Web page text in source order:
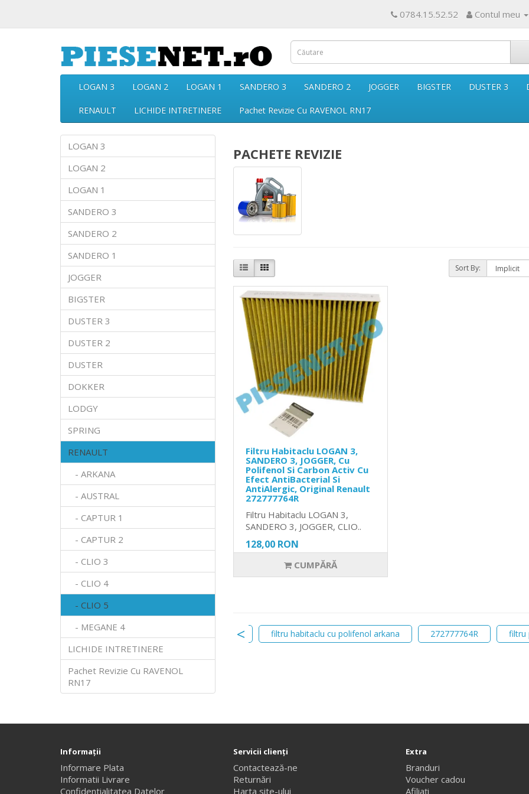
0784.15.52.52 Contul meu
LOGAN 3 LOGAN 2 LOGAN 1 SANDERO 3 SANDERO 2 JOGGER BIGSTER DUSTER 3
RENAULT LICHIDE INTRETINERE Pachet Revizie Cu RAVENOL RN17
LOGAN 3
LOGAN 2
LOGAN 1
SANDERO 3
SANDERO 2
SANDERO 1
JOGGER
BIGSTER
DUSTER 3
DUSTER 2
DUSTER
DOKKER
LODGY
SPRING
RENAULT
- ARKANA
- AUSTRAL
- CAPTUR 1
- CAPTUR 2
- CLIO 3
- CLIO 4
- CLIO 5
- MEGANE 4
LICHIDE INTRETINERE
Pachet Revizie Cu RAVENOL
RN17
PACHETE REVIZIE
Sort By:
Filtru Habitaclu LOGAN 3,
SANDERO 3, JOGGER, Cu
Polifenol Si Carbon Activ Cu
Efect AntiBacterial Si
AntiAlergic, Original Renault
272777764R
Filtru Habitaclu LOGAN 3,
SANDERO 3, JOGGER, CLIO..
128,00 RON
CUMPĂRĂ
filtru habitaclu cu polifenol sandero 2 filtru habitaclu cu polifenol arkana 272777764R filtru
Informaţii
Informare Plata
Informatii Livrare
Confidentialitatea Datelor
Servicii clienţi
Contactează-ne
Returnări
Harta site-ului
Extra
Branduri
Voucher cadou
Afiliaţi